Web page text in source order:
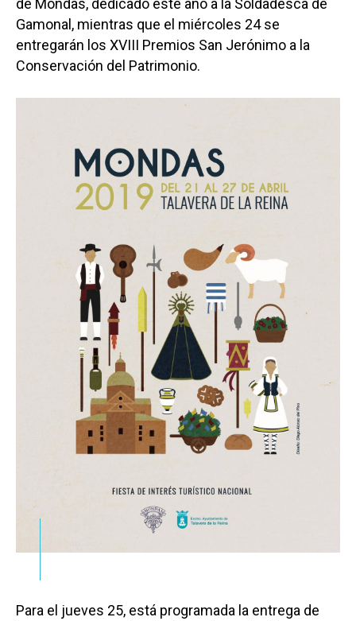
de Mondas, dedicado este año a la Soldadesca de
Gamonal, mientras que el miércoles 24 se
entregarán los XVIII Premios San Jerónimo a la
Conservación del Patrimonio.
Para el jueves 25, está programada la entrega de